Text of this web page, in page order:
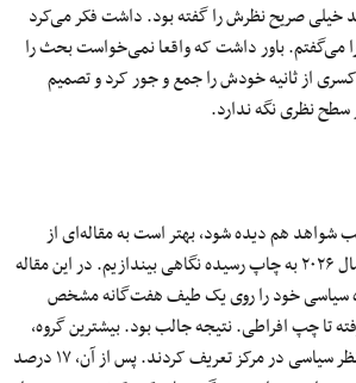
خیلی صریح نظرش را گفته بود. داشت فکر می‌کرد
می‌گفتم. باور داشت که واقعا نمی‌خواست بحث را
از ثانیه خودش را جمع و جور کرد و تصمیم
سطح نظری نگه ندارد.
شواهد هم دیده شود، بهتر است به مقاله‌ای از
YouGov که در ژانویه‌ی سال ۲۰۲۶ به چاپ رسیده نگاهی بیندازیم. در این مقاله
سیاسی خود را روی یک طیف هفت‌گانه مشخص
تا چپ افراطی. نتیجه جالب بود. بیشترین گروه،
یعنی ۲۱ درصد، خود را از نظر سیاسی در مرکز تعریف کردند. پس از آن، ۱۷ درصد